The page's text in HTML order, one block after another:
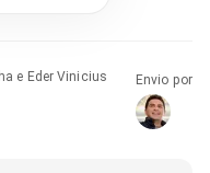
e Eder Vinicius
Envio por